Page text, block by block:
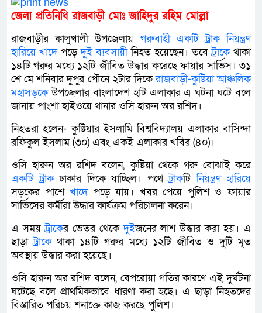
জেলা প্রতিনিধি রাজবাড়ী মোঃ জাহিদুর রহিম মোল্লা
রাজবাড়ীর কালুখালী উপজেলায় গরুবাহী একটি ট্রাক নিয়ন্ত্রণ
হারিয়ে খাদেপড়েদুই ব্যবসায়ীনিহত হয়েছেন। তবেট্রাকে থাকা
১৪টি গরুর মধ্যে ১২টি জীবিত উদ্ধার করেছে ফায়ার সার্ভিস। ৩১
শে মে শ‌নিবার দুপুর পৌনে ২টার দিকেরাজবাড়ী-কুষ্টিয়া আঞ্চলিক
মহাসড়কেউপজেলার বাংলাদেশ হাট এলাকার এ ঘটনা ঘটে ব‌লে
জানায় পাংশা হাইওয়ে থানার ওসি হারুন অর রশিদ।
নিহতরা হলেন- কু‌ষ্টিয়ার ইসলা‌মি বিশ্ববিদ্যালয় এলাকার বা‌সিন্দা
রফিকুল ইসলাম (৩০) এবং একই এলাকার খ‌বির (৪০)।
ওসি হারুন অর রশিদ বলেন, কুষ্টিয়া থেকে গরু বোঝাই করে
একটি ট্রাকঢাকার দিকে যাচ্ছিল। পথেট্রাকটিনিয়ন্ত্রণ হারিয়ে
সড়কের পাশেখাদেপড়ে যায়। খবর পে‌য়ে পুলিশ ও ফায়ার
সার্ভিসের কর্মীরা উদ্ধার কার্যক্রম প‌রিচালনা ক‌রেন।
এ সময়ট্রাকের ভেতর থেকেদুইজনের লাশ উদ্ধার করা হয়। এ
ছাড়াট্রাকে থাকা ১৪টি গরুর মধ্যে ১২টি জীবিত ও দুটি মৃত
অবস্থায় উদ্ধার করা হয়েছে।
ওসি হারুন অর রশিদ ব‌লেন, বেপরোয়া গতির কারণে এই দুর্ঘটনা
ঘটেছে বলে প্রাথমিকভাবে ধারণা করা হছে। এ ছাড়া নিহতদের
বিস্তারিত প‌রিচয় শনা‌ক্তে কাজ কর‌ছে পু‌লিশ।